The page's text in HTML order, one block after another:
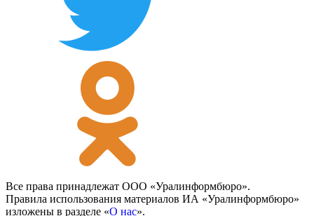
Все права принадлежат ООО «Уралинформбюро».
Правила использования материалов ИА «Уралинформбюро»
изложены в разделе «О нас».